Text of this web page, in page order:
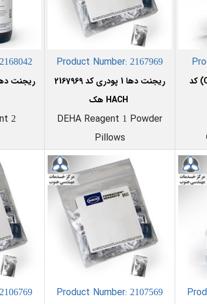
ریجنت کلسیم ( CalVer 2) کد
Product Number: 2167969
ریجنت دها 1 پودری کد 2167969
DEHA Reagent 1 Powder
Pillows
2168042
ریجنت دها 2 محلول کد
2
Product Number: 2107569
2106769